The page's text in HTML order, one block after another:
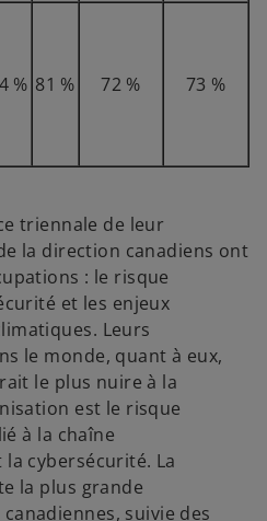
% 81 % 72 % 73 %
triennale de leur
la direction canadiens ont
: le risque
et les enjeux
Leurs
le monde, quant à eux,
le plus nuire à la
est le risque
à la chaîne
cybersécurité. La
la plus grande
suivie des